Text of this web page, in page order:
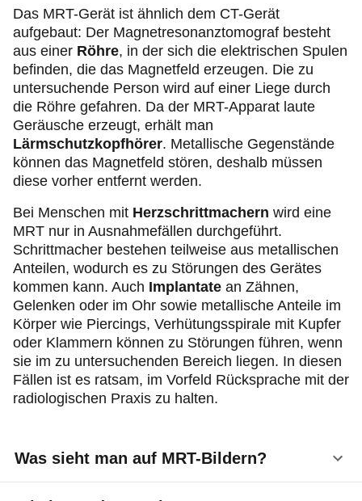
gestreut hat (Metastasen).
Das MRT-Gerät ist ähnlich dem CT-Gerät
aufgebaut: Der Magnetresonanztomograf besteht
aus einer Röhre, in der sich die elektrischen Spulen
befinden, die das Magnetfeld erzeugen. Die zu
untersuchende Person wird auf einer Liege durch
die Röhre gefahren. Da der MRT-Apparat laute
Geräusche erzeugt, erhält man
Lärmschutzkopfhörer. Metallische Gegenstände
können das Magnetfeld stören, deshalb müssen
diese vorher entfernt werden.
Bei Menschen mit Herzschrittmachern wird eine
MRT nur in Ausnahmefällen durchgeführt.
Schrittmacher bestehen teilweise aus metallischen
Anteilen, wodurch es zu Störungen des Gerätes
kommen kann. Auch Implantate an Zähnen,
Gelenken oder im Ohr sowie metallische Anteile im
Körper wie Piercings, Verhütungsspirale mit Kupfer
oder Klammern können zu Störungen führen, wenn
sie im zu untersuchenden Bereich liegen. In diesen
Fällen ist es ratsam, im Vorfeld Rücksprache mit der
radiologischen Praxis zu halten.
Was sieht man auf MRT-Bildern?